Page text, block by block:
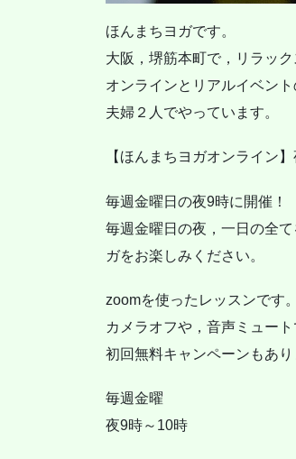
ほんまちヨガです。
大阪，堺筋本町で，リラッ
オンラインとリアルイベント
夫婦２人でやっています。
【ほんまちヨガオンライン
毎週金曜日の夜9時に開催！
毎週金曜日の夜，一日の全
ガをお楽しみください。
zoomを使ったレッスンです。
カメラオフや，音声ミュート
初回無料キャンペーンもあり
毎週金曜
夜9時～10時